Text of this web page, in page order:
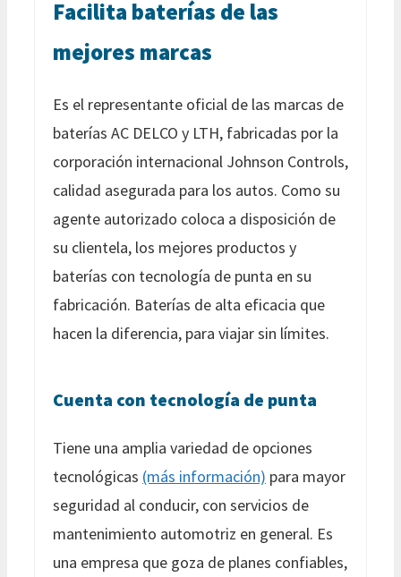
Facilita baterías de las
mejores marcas
Es el representante oficial de las marcas de
baterías AC DELCO y LTH, fabricadas por la
corporación internacional Johnson Controls,
calidad asegurada para los autos. Como su
agente autorizado coloca a disposición de
su clientela, los mejores productos y
baterías con tecnología de punta en su
fabricación. Baterías de alta eficacia que
hacen la diferencia, para viajar sin límites.
Cuenta con tecnología de punta
Tiene una amplia variedad de opciones
tecnológicas (más información) para mayor
seguridad al conducir, con servicios de
mantenimiento automotriz en general. Es
una empresa que goza de planes confiables,